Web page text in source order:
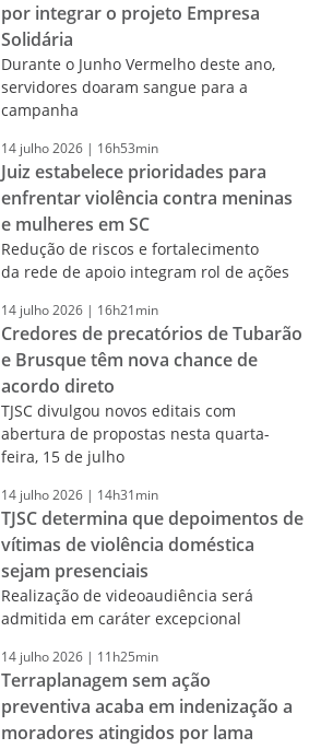
por integrar o projeto Empresa
Solidária
Durante o Junho Vermelho deste ano,
servidores doaram sangue para a
campanha
14 julho2026 | 16h53min
Juiz estabelece prioridades para
enfrentar violência contra meninas
e mulheres em SC
Redução de riscos e fortalecimento
da rede de apoio integram rol de ações
14 julho2026 | 16h21min
Credores de precatórios de Tubarão
e Brusque têm nova chance de
acordo direto
TJSC divulgou novos editais com
abertura de propostas nesta quarta-
feira, 15 de julho
14 julho2026 | 14h31min
TJSC determina que depoimentos de
vítimas de violência doméstica
sejam presenciais
Realização de videoaudiência será
admitida em caráter excepcional
14 julho2026 | 11h25min
Terraplanagem sem ação
preventiva acaba em indenização a
moradores atingidos por lama